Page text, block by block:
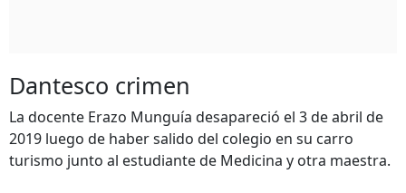
Dantesco crimen
La docente Erazo Munguía desapareció el 3 de abril de
2019 luego de haber salido del colegio en su carro
turismo junto al estudiante de Medicina y otra maestra.